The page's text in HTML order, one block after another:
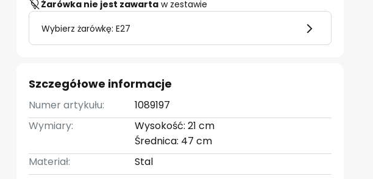
Żarówka nie jest zawarta w zestawie
Wybierz żarówkę: E27
Szczegółowe informacje
Numer artykułu:
1089197
Wymiary:
Wysokość: 21 cm
Średnica: 47 cm
Materiał:
Stal